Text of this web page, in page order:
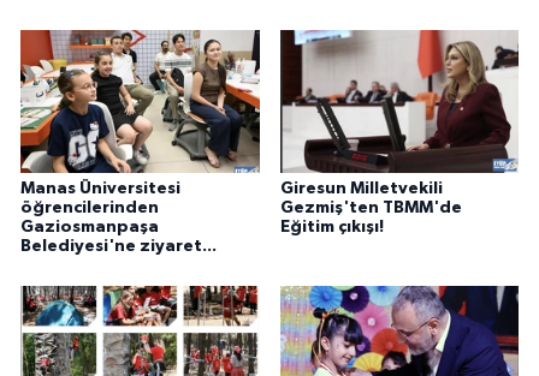
Manas Üniversitesi
öğrencilerinden
Gaziosmanpaşa
Belediyesi'ne ziyaret...
Giresun Milletvekili
Gezmiş'ten TBMM'de
Eğitim çıkışı!